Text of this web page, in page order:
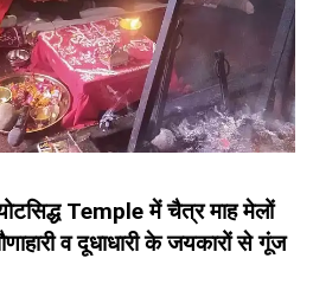
Temple में चैत्र माह मेलों
व दूधाधारी के जयकारों से गूंज